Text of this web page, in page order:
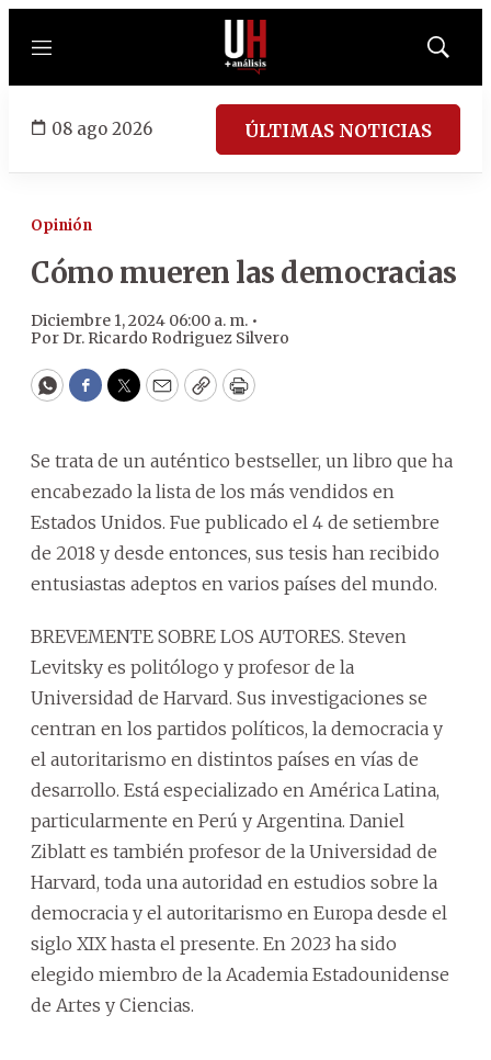
Menú
Mostrar
08 ago 2026 ÚLTIMAS NOTICIAS
Opinión
Cómo mueren las democracias
Diciembre 1, 2024 06:00 a. m. •
PorDr. Ricardo Rodriguez Silvero
WhatsApp
Facebook
Twitter
EmailCopyPrint
Se trata de un auténtico bestseller, un libro que ha
encabezado la lista de los más vendidos en
Estados Unidos. Fue publicado el 4 de setiembre
de 2018 y desde entonces, sus tesis han recibido
entusiastas adeptos en varios países del mundo.
BREVEMENTE SOBRE LOS AUTORES. Steven
Levitsky es politólogo y profesor de la
Universidad de Harvard. Sus investigaciones se
centran en los partidos políticos, la democracia y
el autoritarismo en distintos países en vías de
desarrollo. Está especializado en América Latina,
particularmente en Perú y Argentina. Daniel
Ziblatt es también profesor de la Universidad de
Harvard, toda una autoridad en estudios sobre la
democracia y el autoritarismo en Europa desde el
siglo XIX hasta el presente. En 2023 ha sido
elegido miembro de la Academia Estadounidense
de Artes y Ciencias.